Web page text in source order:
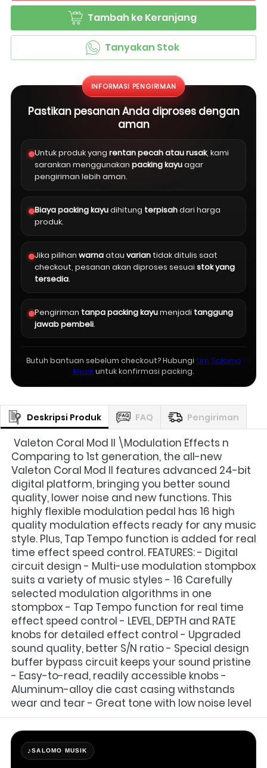
` Tambah ke Keranjang
` Tanyakan Stok
INFORMASI PENGIRIMAN
Pastikan pesanan Anda diproses dengan
aman
Untuk produk yang rentan pecah atau rusak, kami
sarankan menggunakan packing kayuagar
pengiriman lebih aman.
Biaya packing kayudihitung terpisahdari harga
produk.
Jika pilihan warnaatau varian tidak ditulis saat
checkout, pesanan akan diproses sesuai stok yang
tersedia.
Pengiriman tanpa packing kayumenjadi tanggung
jawab pembeli.
Butuh bantuan sebelum checkout? Hubungi tim Salomo
Musikuntuk konfirmasi packing.
Deskripsi Produk FAQ Pengiriman
Valeton Coral Mod II \Modulation Effects n
Comparing to 1st generation, the all-new
Valeton Coral Mod II features advanced 24-bit
digital platform, bringing you better sound
quality, lower noise and new functions. This
highly flexible modulation pedal has 16 high
quality modulation effects ready for any music
style. Plus, Tap Tempo function is added for real
time effect speed control. FEATURES: - Digital
circuit design - Multi-use modulation stompbox
suits a variety of music styles - 16 Carefully
selected modulation algorithms in one
stompbox - Tap Tempo function for real time
effect speed control - LEVEL, DEPTH and RATE
knobs for detailed effect control - Upgraded
sound quality, better S/N ratio - Special design
buffer bypass circuit keeps your sound pristine
- Easy-to-read, readily accessible knobs -
Aluminum-alloy die cast casing withstands
wear and tear - Great tone with low noise level
♪SALOMO MUSIK